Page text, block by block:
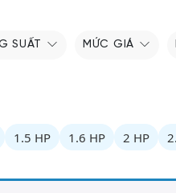
SUẤT MỨC GIÁ
1.5 HP 1.6 HP 2 HP